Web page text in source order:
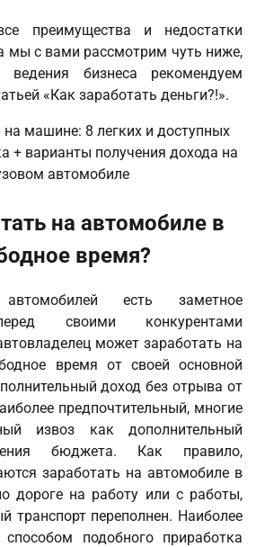
преимущества и недостатки
мы с вами рассмотрим чуть ниже,
бизнеса рекомендуем
«Как заработать деньги?!».
на автомобиле в
время?
есть заметное
своими конкурентами
может заработать на
время от своей основной
доход без отрыва от
предпочтительный, многие
извоз как дополнительный
бюджета. Как правило,
заработать на автомобиле в
дороге на работу или с работы,
транспорт переполнен. Наиболее
способом подобного приработка